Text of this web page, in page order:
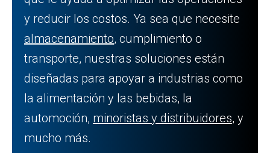
y reducir los costos. Ya sea que necesite
almacenamiento, cumplimiento o
transporte, nuestras soluciones están
diseñadas para apoyar a industrias como
la alimentación y las bebidas, la
automoción, minoristas y distribuidores, y
mucho más.